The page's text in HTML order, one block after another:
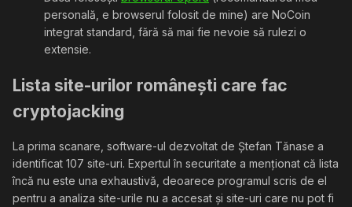
personală, e browserul folosit de mine) are NoCoin
integrat standard, fără să mai fie nevoie să rulezi o
extensie.
Lista site-urilor românești care fac
cryptojacking
La prima scanare, software-ul dezvoltat de Ștefan Tănase a
identificat 107 site-uri. Expertul în securitate a menționat că lista
încă nu este una exhaustivă, deoarece programul scris de el
pentru a analiza site-urile nu a accesat și site-uri care nu pot fi